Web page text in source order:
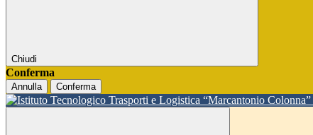
Chiudi
Conferma
Annulla Conferma